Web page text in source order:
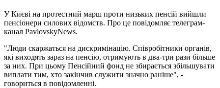
У Києві на протестний марш проти низьких пенсій вийшли
пенсіонери силових відомств. Про це повідомляє телеграм-
канал PavlovskyNews.
"Люди скаржаться на дискримінацію. Співробітники органів,
які виходять зараз на пенсію, отримують в два-три рази більше
за них. При цьому Пенсійний фонд не збирається збільшувати
виплати тим, хто закінчив служити значно раніше", -
говориться в повідомленні.